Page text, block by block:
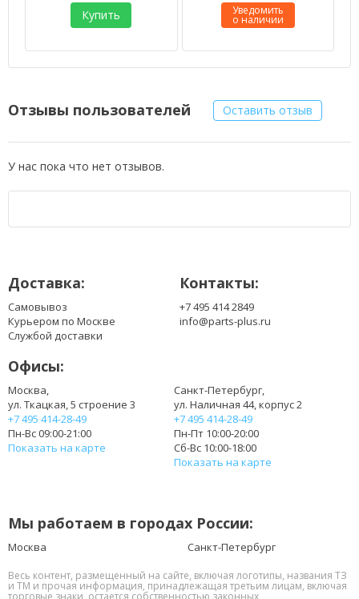
Купить Уведомить
о наличии
Отзывы пользователей Оставить отзыв
У нас пока что нет отзывов.
Доставка:
Самовывоз
Курьером по Москве
Службой доставки
Контакты:
+7 495 414 2849
info@parts-plus.ru
Офисы:
Москва,
ул. Ткацкая, 5 строение 3
+7 495 414-28-49
Пн-Вс 09:00-21:00
Показать на карте
Санкт-Петербург,
ул. Наличная 44, корпус 2
+7 495 414-28-49
Пн-Пт 10:00-20:00
Сб-Вс 10:00-18:00
Показать на карте
Мы работаем в городах России:
Москва Санкт-Петербург
Весь контент, размещенный на сайте, включая логотипы, названия ТЗ
и ТМ и прочая информация, принадлежащая третьим лицам, включая
торговые знаки, остается собственностью законных